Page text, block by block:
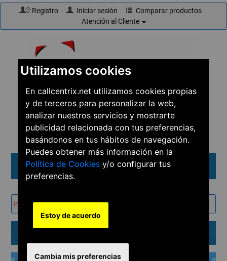
Utilizamos cookies
En callcentrix.net utilizamos cookies propias
y de terceros para personalizar la web,
analizar nuestros servicios y mostrarte
publicidad relacionada con tus preferencias,
basándonos en tus hábitos de navegación.
Puedes obtener más información en la
Política de Cookies y/o configurar tus
preferencias.
Estoy de acuerdo
Cambia mis preferencias
Registro Iniciar sesión
Comparar productos
Atención al Cliente
☎910 61 60 15
Menú
Inicio → Soluciones → Conferencias
Conferencias